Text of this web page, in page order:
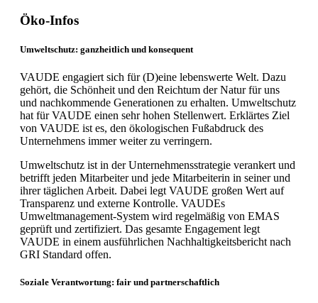
Öko-Infos
Umweltschutz: ganzheitlich und konsequent
VAUDE engagiert sich für (D)eine lebenswerte Welt. Dazu
gehört, die Schönheit und den Reichtum der Natur für uns
und nachkommende Generationen zu erhalten. Umweltschutz
hat für VAUDE einen sehr hohen Stellenwert. Erklärtes Ziel
von VAUDE ist es, den ökologischen Fußabdruck des
Unternehmens immer weiter zu verringern.
Umweltschutz ist in der Unternehmensstrategie verankert und
betrifft jeden Mitarbeiter und jede Mitarbeiterin in seiner und
ihrer täglichen Arbeit. Dabei legt VAUDE großen Wert auf
Transparenz und externe Kontrolle. VAUDEs
Umweltmanagement-System wird regelmäßig von EMAS
geprüft und zertifiziert. Das gesamte Engagement legt
VAUDE in einem ausführlichen Nachhaltigkeitsbericht nach
GRI Standard offen.
Soziale Verantwortung: fair und partnerschaftlich